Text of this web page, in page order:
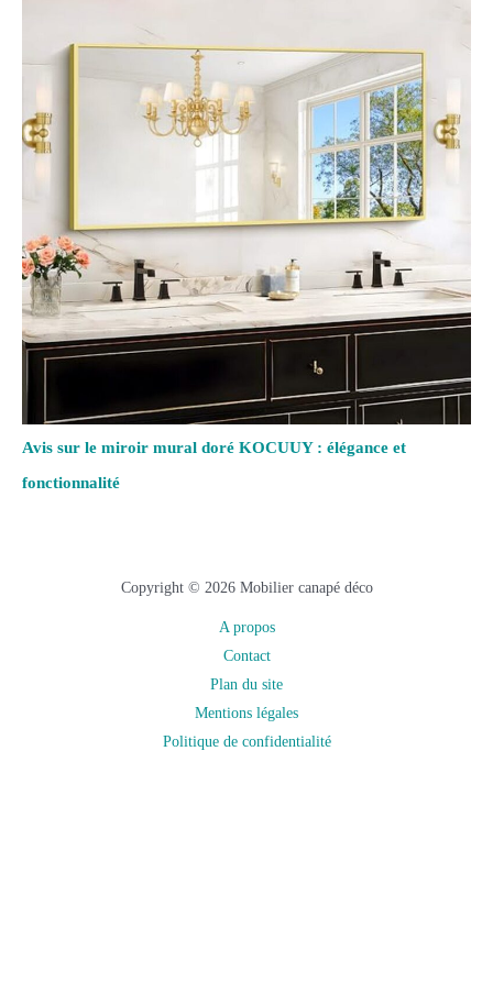
Avis sur le miroir mural doré KOCUUY : élégance et
fonctionnalité
Copyright © 2026 Mobilier canapé déco
A propos
Contact
Plan du site
Mentions légales
Politique de confidentialité